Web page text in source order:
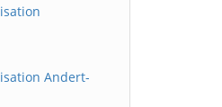
Andert-